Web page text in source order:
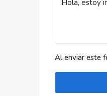
Al enviar este